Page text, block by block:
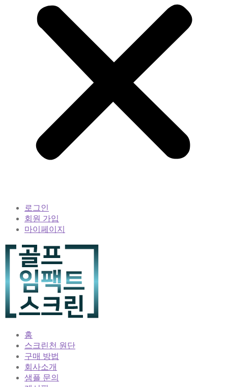
로그인
회원 가입
마이페이지
홈
스크린천 원단
구매 방법
회사소개
샘플 문의